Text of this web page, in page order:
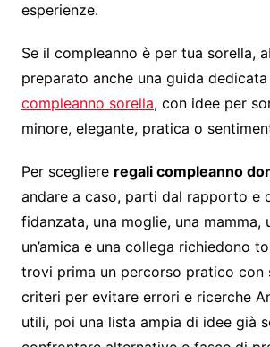
esperienze.
Se il compleanno è per tua sorella,
preparato anche una guida dedicata
compleanno sorella, con idee per
minore, elegante, pratica o
Per scegliere regali compleanno
andare a caso, parti dal rapporto e
fidanzata, una moglie, una mamma,
un’amica e una collega richiedono
trovi prima un percorso pratico con
criteri per evitare errori e ricerche
utili, poi una lista ampia di idee già